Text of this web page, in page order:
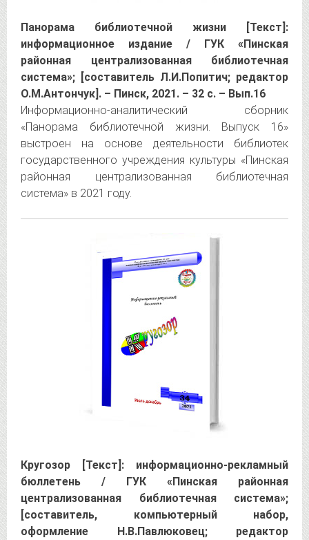
Панорама библиотечной жизни [Текст]:
информационное издание / ГУК «Пинская
районная централизованная библиотечная
система»; [составитель Л.И.Попитич; редактор
О.М.Антончук]. – Пинск, 2021. – 32 с. – Вып.16
Информационно-аналитический сборник
«Панорама библиотечной жизни. Выпуск 16»
выстроен на основе деятельности библиотек
государственного учреждения культуры «Пинская
районная централизованная библиотечная
система» в 2021 году.
Кругозор [Текст]: информационно-рекламный
бюллетень / ГУК «Пинская районная
централизованная библиотечная система»;
[составитель, компьютерный набор,
оформление Н.В.Павлюковец; редактор